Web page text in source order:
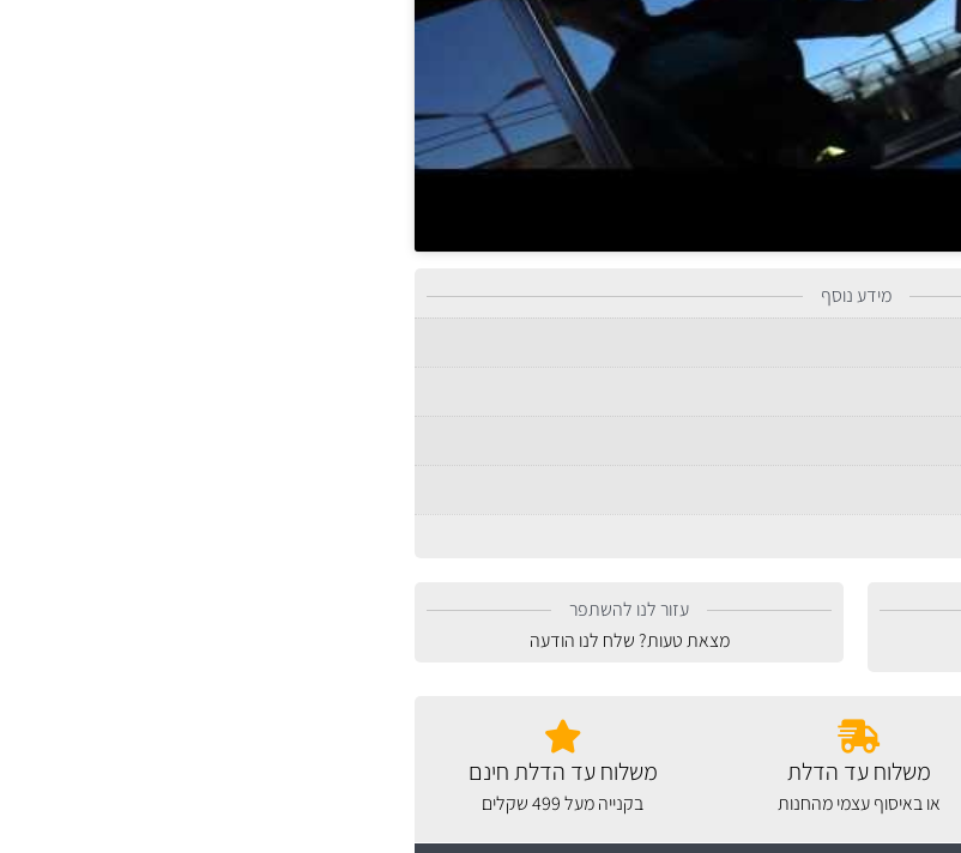
מידע נוסף
עזור לנו להשתפר
מצאת טעות? שלח לנו הודעה
משלוח עד הדלת
או באיסוף עצמי מהחנות
משלוח עד הדלת חינם
בקנייה מעל 499 שקלים